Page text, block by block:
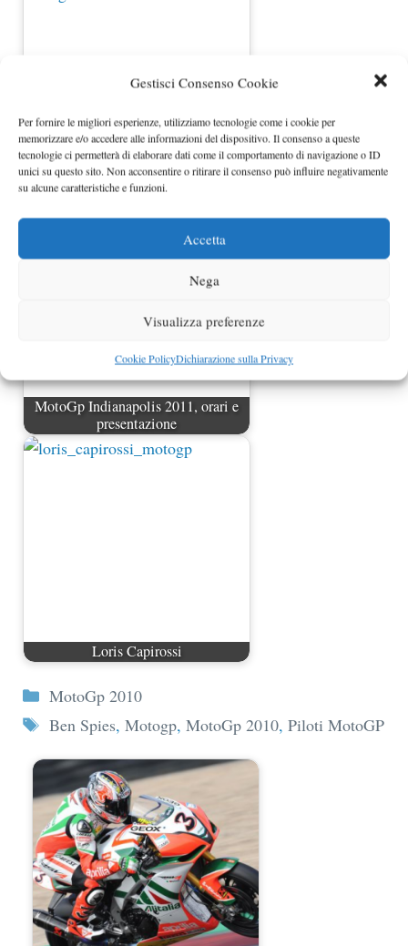
Gestisci Consenso Cookie
Per fornire le migliori esperienze, utilizziamo tecnologie come i cookie per
memorizzare e/o accedere alle informazioni del dispositivo. Il consenso a queste
tecnologie ci permetterà di elaborare dati come il comportamento di navigazione o ID
unici su questo sito. Non acconsentire o ritirare il consenso può influire negativamente
su alcune caratteristiche e funzioni.
Accetta
Nega
Visualizza preferenze
Cookie PolicyDichiarazione sulla Privacy
Jorge Lorenzo
MotoGp Indianapolis 2011, orari e
presentazione
Loris Capirossi
Categorie
MotoGp 2010
Tag
Ben Spies, Motogp, MotoGp 2010, Piloti MotoGP